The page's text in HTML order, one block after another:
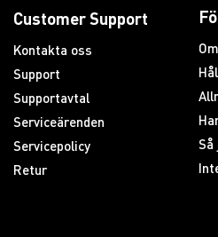
Customer Support
Kontakta oss
Support
Supportavtal
Serviceärenden
Servicepolicy
Retur
Så